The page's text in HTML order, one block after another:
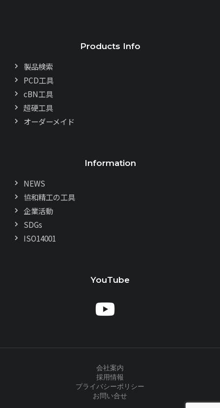
Products Info
製品検索
PCD工具
cBN工具
超硬工具
オーダーメイド
Information
NEWS
協和精工の工具
企業活動
SDGs
ISO14001
YouTube
会社案内
採用情報
プライバシーポリシー
お問い合せ